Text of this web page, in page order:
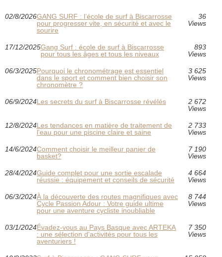
02/8/2026GANG SURF : l’école de surf à Biscarrosse
pour progresser vite, en sécurité et avec le
sourire
36
Views
17/12/2025Gang Surf : école de surf à Biscarrosse
pour tous les âges et tous les niveaux
893
Views
06/3/2025Pourquoi le chronométrage est essentiel
dans le sport et comment bien choisir son
chronomètre ?
3 625
Views
06/9/2024Les secrets du surf à Biscarrosse révélés
2 672
Views
12/8/2024Les tendances en matière de traitement de
l'eau pour une piscine claire et saine
2 733
Views
14/6/2024Comment choisir le meilleur panier de
basket?
7 190
Views
28/4/2024Guide complet pour une sortie escalade
réussie : équipement et conseils de sécurité
4 664
Views
06/3/2024À la découverte des routes magnifiques avec
Cycle Passion Adour : Votre guide ultime
pour une aventure cycliste inoubliable
8 744
Views
03/1/2024Évadez-vous au Pays Basque avec ARTEKA
: une sélection d'activités pour tous les
aventuriers !
7 350
Views